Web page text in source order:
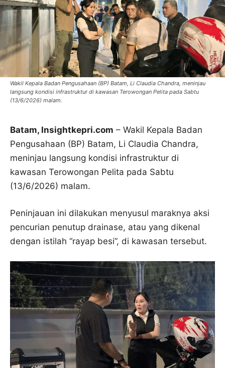
Wakil Kepala Badan Pengusahaan (BP) Batam, Li Claudia Chandra, meninjau
langsung kondisi infrastruktur di kawasan Terowongan Pelita pada Sabtu
(13/6/2026) malam.
Batam, Insightkepri.com – Wakil Kepala Badan
Pengusahaan (BP) Batam, Li Claudia Chandra,
meninjau langsung kondisi infrastruktur di
kawasan Terowongan Pelita pada Sabtu
(13/6/2026) malam.
Peninjauan ini dilakukan menyusul maraknya aksi
pencurian penutup drainase, atau yang dikenal
dengan istilah “rayap besi”, di kawasan tersebut.